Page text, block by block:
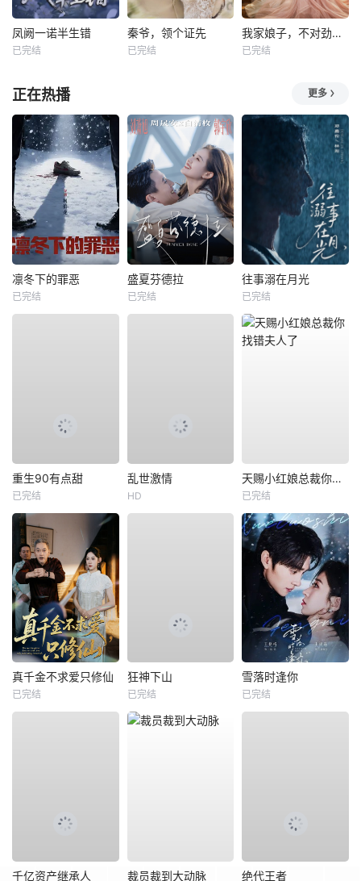
凤阙一诺半生错
已完结
秦爷，领个证先
已完结
我家娘子，不对劲第四季
已完结
正在热播 更多
凛冬下的罪恶
已完结
盛夏芬德拉
已完结
往事溺在月光
已完结
重生90有点甜
已完结
乱世激情
HD
天赐小红娘总裁你找错夫人了
已完结
真千金不求爱只修仙
已完结
狂神下山
已完结
雪落时逢你
已完结
千亿资产继承人 裁员裁到大动脉 绝代王者